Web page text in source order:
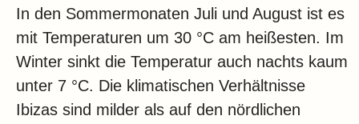
In den Sommermonaten Juli und August ist es
mit Temperaturen um 30 °C am heißesten. Im
Winter sinkt die Temperatur auch nachts kaum
unter 7 °C. Die klimatischen Verhältnisse
Ibizas sind milder als auf den nördlichen